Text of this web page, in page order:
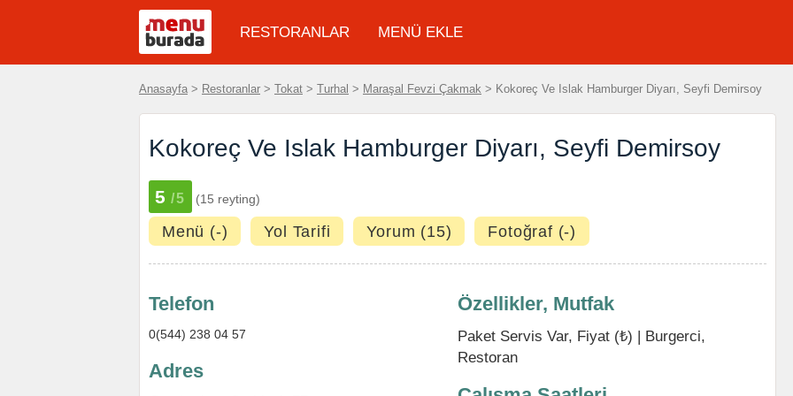
RESTORANLAR MENÜ EKLE
Anasayfa > Restoranlar > Tokat > Turhal > Maraşal Fevzi Çakmak > Kokoreç Ve Islak Hamburger Diyarı, Seyfi Demirsoy
Kokoreç Ve Islak Hamburger Diyarı, Seyfi Demirsoy
5 /5 (15 reyting)
Menü (-) Yol Tarifi Yorum (15) Fotoğraf (-)
Telefon
0(544) 238 04 57
Adres
Özellikler, Mutfak
Paket Servis Var, Fiyat (₺) | Burgerci,
Restoran